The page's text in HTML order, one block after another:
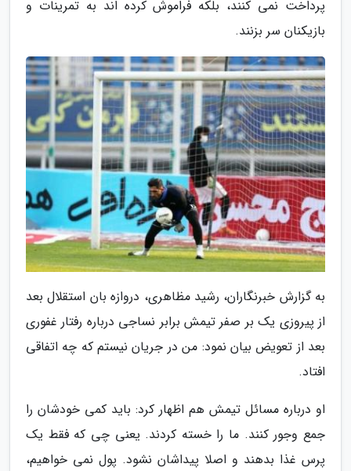
پرداخت نمی کنند، بلکه فراموش کرده اند به تمرینات و
بازیکنان سر بزنند.
به گزارش خبرنگاران، رشید مظاهری، دروازه بان استقلال بعد
از پیروزی یک بر صفر تیمش برابر نساجی درباره رفتار غفوری
بعد از تعویض بیان نمود: من در جریان نیستم که چه اتفاقی
افتاد.
او درباره مسائل تیمش هم اظهار کرد: باید کمی خودشان را
جمع وجور کنند. ما را خسته کردند. یعنی چی که فقط یک
پرس غذا بدهند و اصلا پیداشان نشود. پول نمی خواهیم،